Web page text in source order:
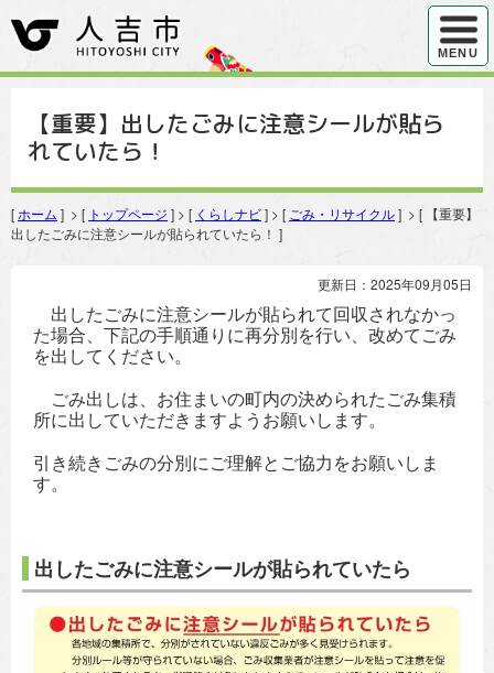
ハンバ
MENU
【重要】出したごみに注意シールが貼ら
れていたら！
[ ホーム ] > [ トップページ ] > [ くらしナビ] > [ ごみ・リサイクル] > [ 【重要】
出したごみに注意シールが貼られていたら！ ]
更新日：2025年09月05日
出したごみに注意シールが貼られて回収されなかっ
た場合、下記の手順通りに再分別を行い、改めてごみ
を出してください。
ごみ出しは、お住まいの町内の決められたごみ集積
所に出していただきますようお願いします。
引き続きごみの分別にご理解とご協力をお願いしま
す。
出したごみに注意シールが貼られていたら